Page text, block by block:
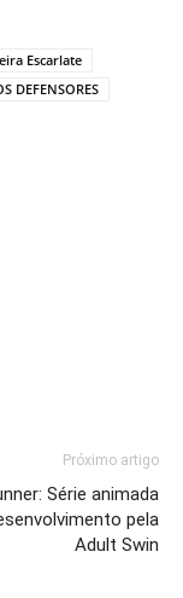
Escarlate
DEFENSORES
Próximo artigo
Série animada
pela
Adult Swin